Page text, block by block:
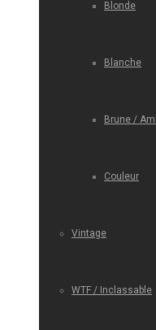
Blonde
Blanche
Brune /
Couleur
Vintage
WTF / Inclassable